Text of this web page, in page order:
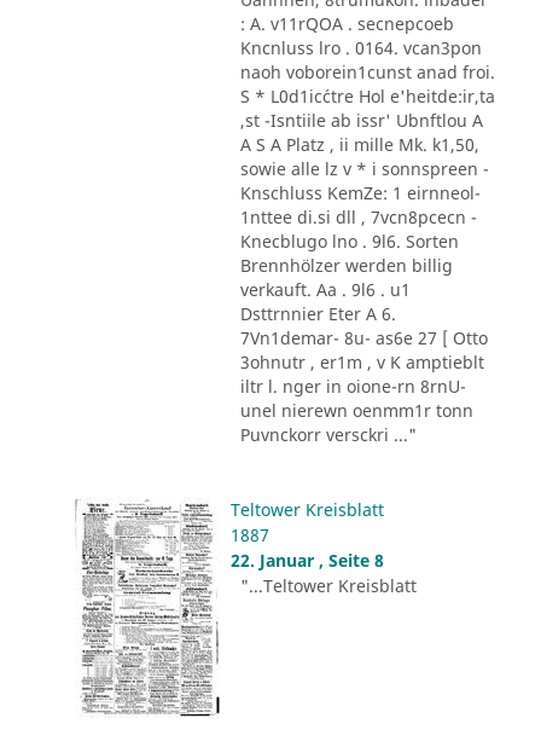
: A. v11rQOA . secnepcoeb
Kncnluss lro . 0164. vcan3pon
naoh voborein1cunst anad froi.
S * L0d1ic´ctre Hol e'heitde:ir,ta
,st -Isntiile ab issr' Ubnftlou A
A S A Platz , ii mille Mk. k1,50,
sowie alle lz v * i sonnspreen -
Knschluss KemZe: 1 eirnneol-
1nttee di.si dll , 7vcn8pcecn -
Knecblugo lno . 9l6. Sorten
Brennhölzer werden billig
verkauft. Aa . 9l6 . u1
Dsttrnnier Eter A 6.
7Vn1demar- 8u- as6e 27 [ Otto
3ohnutr , er1m , v K amptieblt
iltr l. nger in oione-rn 8rnU-
unel nierewn oenmm1r tonn
Puvnckorr versckri ..."
Teltower Kreisblatt
1887
22. Januar , Seite 8
"...Teltower Kreisblatt